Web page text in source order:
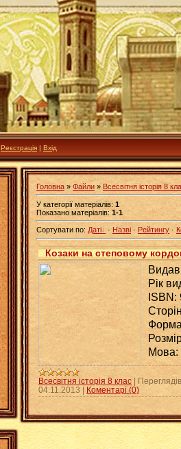
Реєстрація | Вхід
Головна » Файли» Всесвітня історія 8
У категорії матеріалів: 1
Показано матеріалів:1-1
Сортувати по: Даті · Назві · Рейтингу ·
Козаки на степовому
Рік
ISBN:
Мова:
Всесвітня історія 8 клас |
04.11.2013 | Коментарі (0)